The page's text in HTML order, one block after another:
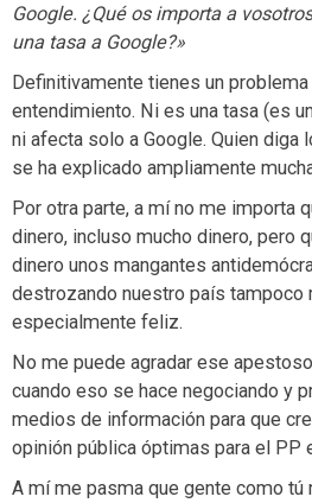
Google. ¿Qué os importa a
una tasa a Google?»
Definitivamente tienes un
entendimiento. Ni es una tasa (es
ni afecta solo a Google. Quien diga
se ha explicado ampliamente
Por otra parte, a mí no me importa
dinero, incluso mucho dinero, pero
dinero unos mangantes
destrozando nuestro país tampoco
especialmente feliz.
No me puede agradar ese
cuando eso se hace negociando y
medios de información para que
opinión pública óptimas para el PP
A mí me pasma que gente como tú